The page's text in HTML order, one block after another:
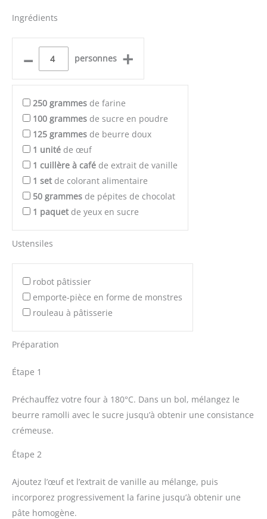
Ingrédients
– personnes +
250 grammes de farine
100 grammes de sucre en poudre
125 grammes de beurre doux
1 unité de œuf
1 cuillère à café de extrait de vanille
1 set de colorant alimentaire
50 grammes de pépites de chocolat
1 paquet de yeux en sucre
Ustensiles
robot pâtissier
emporte-pièce en forme de monstres
rouleau à pâtisserie
Préparation
Étape 1
Préchauffez votre four à 180°C. Dans un bol, mélangez le
beurre ramolli avec le sucre jusqu’à obtenir une consistance
crémeuse.
Étape 2
Ajoutez l’œuf et l’extrait de vanille au mélange, puis
incorporez progressivement la farine jusqu’à obtenir une
pâte homogène.